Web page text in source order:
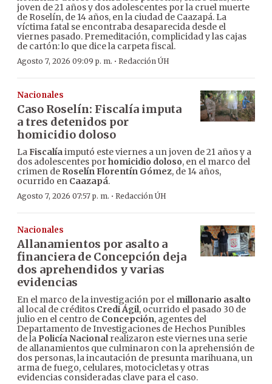
joven de 21 años y dos adolescentes por la cruel muerte
de Roselín, de 14 años, en la ciudad de Caazapá. La
víctima fatal se encontraba desaparecida desde el
viernes pasado. Premeditación, complicidad y las cajas
de cartón: lo que dice la carpeta fiscal.
Agosto 7, 2026 09:09 p. m. · Redacción ÚH
Nacionales
Caso Roselín: Fiscalía imputa
a tres detenidos por
homicidio doloso
LaFiscalíaimputó este viernes a un joven de 21 años y a
dos adolescentes porhomicidio doloso, en el marco del
crimen de Roselín Florentín Gómez, de 14 años,
ocurrido en Caazapá.
Agosto 7, 2026 07:57 p. m. · Redacción ÚH
Nacionales
Allanamientos por asalto a
financiera de Concepción deja
dos aprehendidos y varias
evidencias
En el marco de la investigación por el millonario asalto
al local de créditos Credi Ágil, ocurrido el pasado 30 de
julio en el centro de Concepción, agentes del
Departamento de Investigaciones de Hechos Punibles
de la Policía Nacionalrealizaron este viernes una serie
de allanamientos que culminaron con la aprehensión de
dos personas, la incautación de presunta marihuana, un
arma de fuego, celulares, motocicletas y otras
evidencias consideradas clave para el caso.